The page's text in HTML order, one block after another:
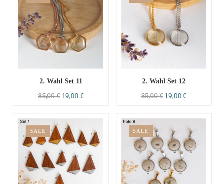
2. Wahl Set 11
35,00€ 19,00 €
2. Wahl Set 12
35,00€ 19,00€
SALE SALE